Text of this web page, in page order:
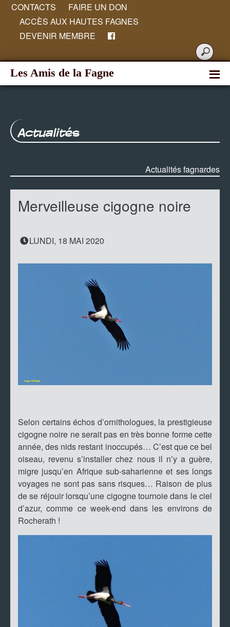
CONTACTS
FAIRE UN DON
ACCÈS AUX HAUTES FAGNES
DEVENIR MEMBRE
Les Amis de la Fagne
Actualités
Actualités fagnardes
Merveilleuse cigogne noire
LUNDI, 18 MAI 2020
Selon certains échos d’ornithologues, la prestigieuse
cigogne noire ne serait pas en très bonne forme cette
année, des nids restant inoccupés… C’est que ce bel
oiseau, revenu s’installer chez nous il n’y a guère,
migre jusqu’en Afrique sub-saharienne et ses longs
voyages ne sont pas sans risques… Raison de plus
de se réjouir lorsqu’une cigogne tournoie dans le ciel
d’azur, comme ce week-end dans les environs de
Rocherath !